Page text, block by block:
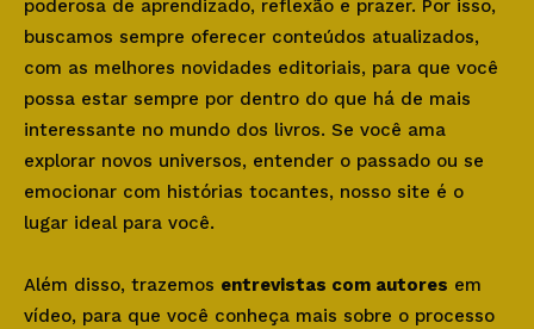
poderosa de aprendizado, reflexão e prazer. Por isso,
buscamos sempre oferecer conteúdos atualizados,
com as melhores novidades editoriais, para que você
possa estar sempre por dentro do que há de mais
interessante no mundo dos livros. Se você ama
explorar novos universos, entender o passado ou se
emocionar com histórias tocantes, nosso site é o
lugar ideal para você.
Além disso, trazemos entrevistas com autores em
vídeo, para que você conheça mais sobre o processo